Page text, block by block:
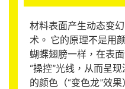
材料表面产生动态变
术。 它的原理不是用
蝴蝶翅膀一样，在表
“操控”光线，从而呈
的颜色（“变色龙”效果